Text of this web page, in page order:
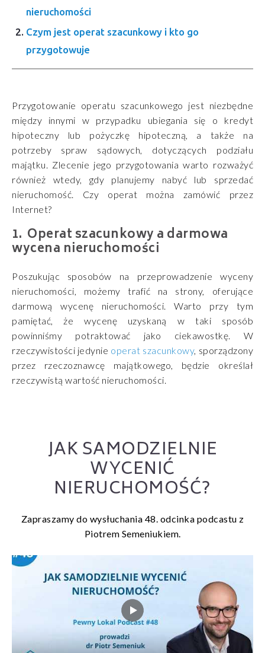
nieruchomości
Czym jest operat szacunkowy i kto go
przygotowuje
Przygotowanie operatu szacunkowego jest niezbędne
między innymi w przypadku ubiegania się o kredyt
hipoteczny lub pożyczkę hipoteczną, a także na
potrzeby spraw sądowych, dotyczących podziału
majątku. Zlecenie jego przygotowania warto rozważyć
również wtedy, gdy planujemy nabyć lub sprzedać
nieruchomość. Czy operat można zamówić przez
Internet?
Operat szacunkowy a darmowa
wycena nieruchomości
Poszukując sposobów na przeprowadzenie wyceny
nieruchomości, możemy trafić na strony, oferujące
darmową wycenę nieruchomości. Warto przy tym
pamiętać, że wycenę uzyskaną w taki sposób
powinniśmy potraktować jako ciekawostkę. W
rzeczywistości jedynie operat szacunkowy, sporządzony
przez rzeczoznawcę majątkowego, będzie określał
rzeczywistą wartość nieruchomości.
JAK SAMODZIELNIE
WYCENIĆ
NIERUCHOMOŚĆ?
Zapraszamy do wysłuchania 48. odcinka podcastu z
Piotrem Semeniukiem.